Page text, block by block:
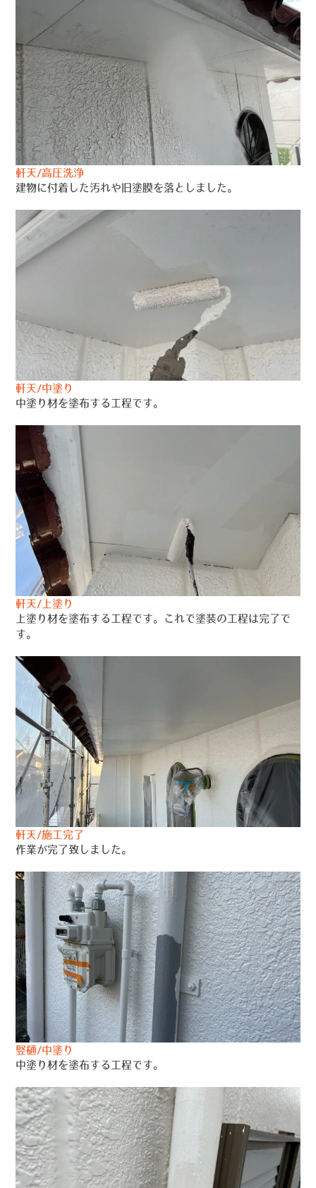
軒天/高圧洗浄
建物に付着した汚れや旧塗膜を落としました。
軒天/中塗り
中塗り材を塗布する工程です。
軒天/上塗り
上塗り材を塗布する工程です。これで塗装の工程は完了で
す。
軒天/施工完了
作業が完了致しました。
竪樋/中塗り
中塗り材を塗布する工程です。